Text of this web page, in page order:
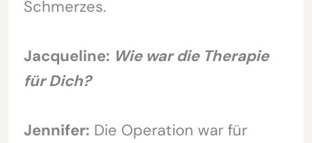
Schmerzes.
Jacqueline: Wie war die Therapie
für Dich?
Jennifer: Die Operation war für